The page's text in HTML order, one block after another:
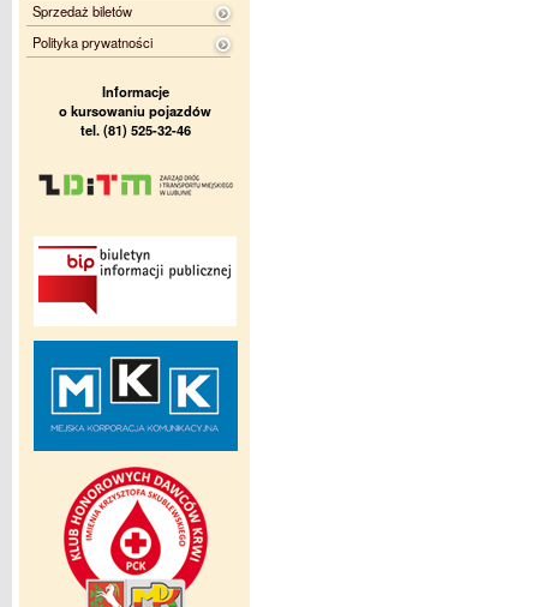
Sprzedaż biletów
Polityka prywatności
Informacje
o kursowaniu pojazdów
tel. (81) 525-32-46